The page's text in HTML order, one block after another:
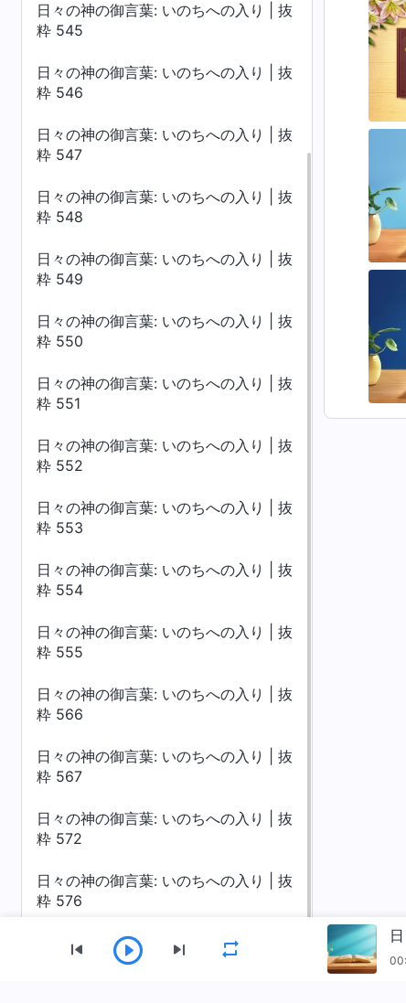
日々の神の御言葉: いのちへの入り | 抜
粋 545
日々の神の御言葉: いのちへの入り | 抜
粋 546
日々の神の御言葉: いのちへの入り | 抜
粋 547
日々の神の御言葉: いのちへの入り | 抜
粋 548
日々の神の御言葉: いのちへの入り | 抜
粋 549
日々の神の御言葉: いのちへの入り | 抜
粋 550
日々の神の御言葉: いのちへの入り | 抜
粋 551
日々の神の御言葉: いのちへの入り | 抜
粋 552
日々の神の御言葉: いのちへの入り | 抜
粋 553
日々の神の御言葉: いのちへの入り | 抜
粋 554
日々の神の御言葉: いのちへの入り | 抜
粋 555
日々の神の御言葉: いのちへの入り | 抜
粋 566
日々の神の御言葉: いのちへの入り | 抜
粋 567
日々の神の御言葉: いのちへの入り | 抜
粋 572
日々の神の御言葉: いのちへの入り | 抜
粋 576